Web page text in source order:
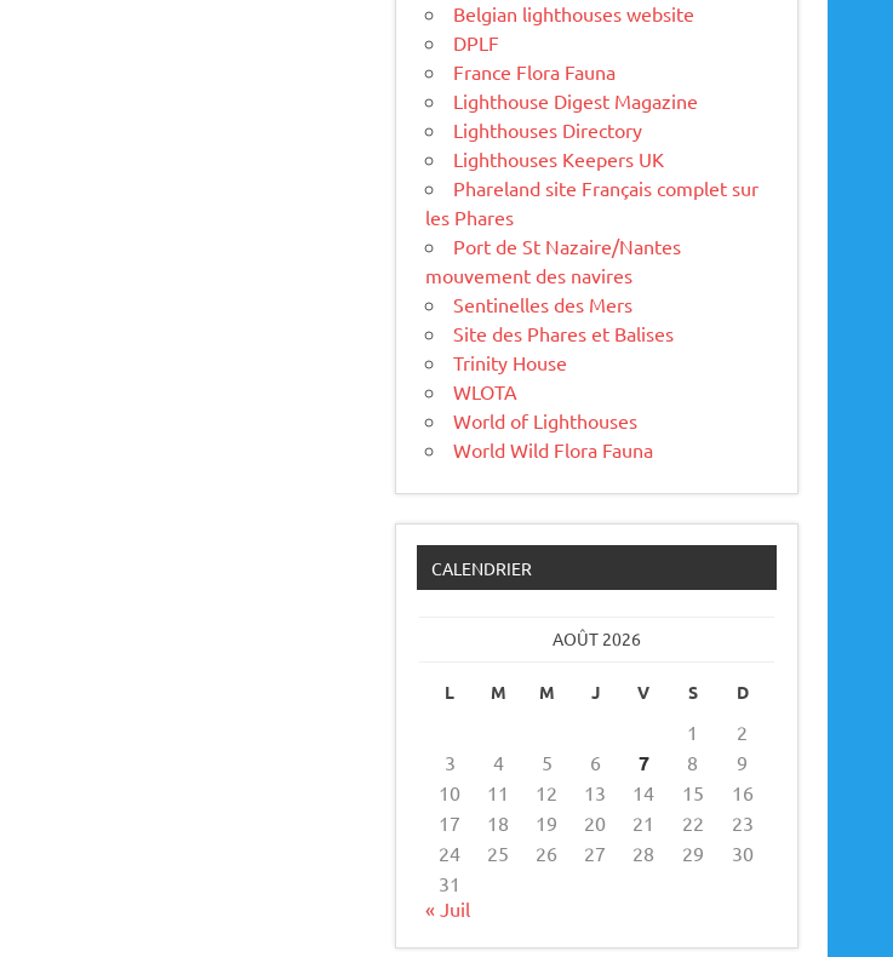
Belgian lighthouses website
DPLF
France Flora Fauna
Lighthouse Digest Magazine
Lighthouses Directory
Lighthouses Keepers UK
Phareland site Français complet sur
les Phares
Port de St Nazaire/Nantes
mouvement des navires
Sentinelles des Mers
Site des Phares et Balises
Trinity House
WLOTA
World of Lighthouses
World Wild Flora Fauna
CALENDRIER
AOÛT 2026
L M M J V S D
1
2
3
4 5 6 7 8
9
10
11 12 13 14 15
16
17
18 19 20 21 22
23
24
25 26 27 28 29
30
31
« Juil